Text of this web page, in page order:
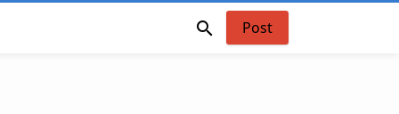
 Post